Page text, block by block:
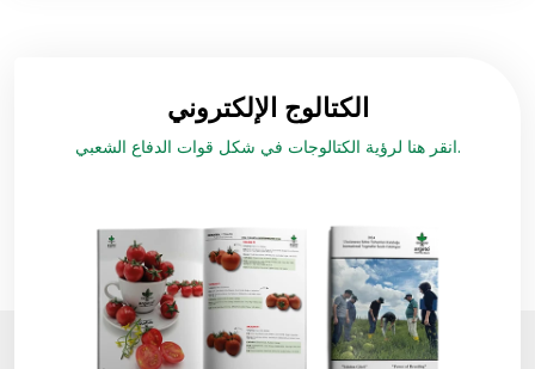
الكتالوج الإلكتروني
انقر هنا لرؤية الكتالوجات في شكل قوات الدفاع الشعبي.